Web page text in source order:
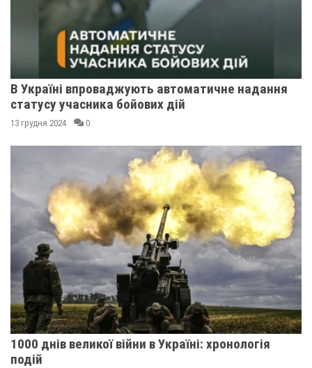
В Україні впроваджують автоматичне надання
статусу учасника бойових дій
13 грудня 2024 0
1000 днів великої війни в Україні: хронологія
подій